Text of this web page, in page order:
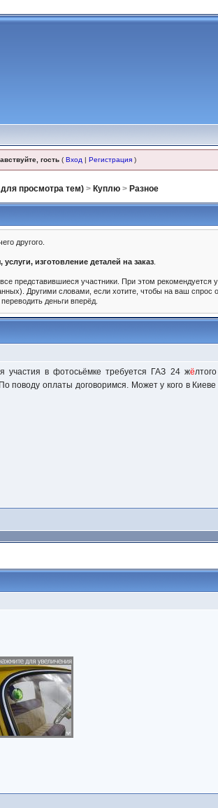
гость (Вход |Регистрация )
просмотра тем) > Куплю > Разное
другого.
услуги, изготовление деталей на заказ
представившиеся участники. При этом рекомендуется
Другими словами, если хотите, чтобы на ваш
деньги вперёд.
участия в фотосьёмке требуется ГАЗ 24 жё
поводу оплаты договоримся. Может у кого в